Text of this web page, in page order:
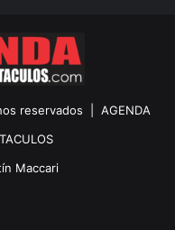
reservados | AGENDA
Maccari